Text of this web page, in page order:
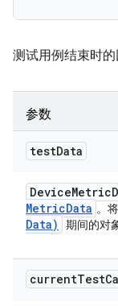
测试用例结束时的
参数
testData
DeviceMetric
MetricData 。
Data)
期间的对
currentTest